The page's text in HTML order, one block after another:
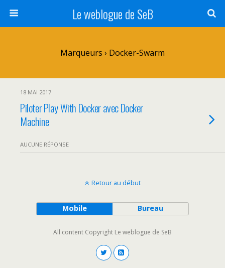
Le weblogue de SeB
Marqueurs › Docker-Swarm
18 MAI 2017
Piloter Play With Docker avec Docker
Machine
AUCUNE RÉPONSE
Retour au début
Mobile Bureau
All content Copyright Le weblogue de SeB